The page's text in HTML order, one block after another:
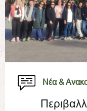
Νέα &